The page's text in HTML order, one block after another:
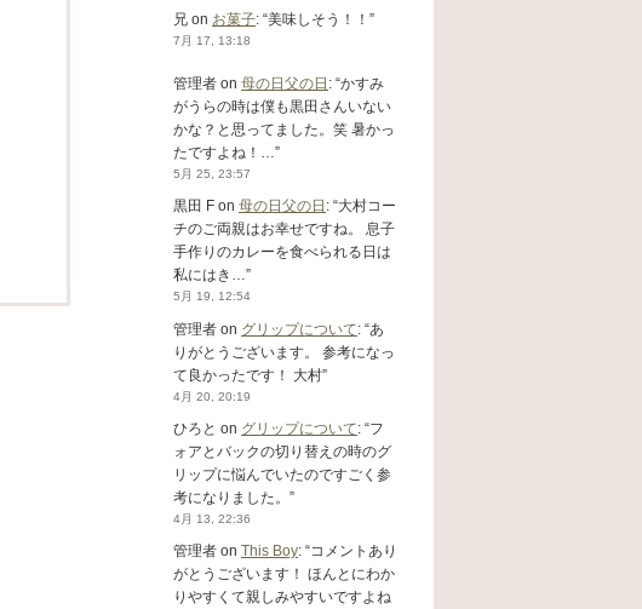
兄 on お菓子: “美味しそう！！ ”
7月 17, 13:18
管理者 on 母の日父の日 : “かすみ
がうらの時は僕も黒田さんいない
かな？と思ってました。笑 暑かっ
たですよね！… ”
5月 25, 23:57
黒田 F on 母の日父の日 : “大村コー
チのご両親はお幸せですね。 息子
手作りのカレーを食べられる日は
私にはき…”
5月 19, 12:54
管理者 on グリップについて: “あ
りがとうございます。 参考になっ
て良かったです！ 大村”
4月 20, 20:19
ひろと on グリップについて: “フ
ォアとバックの切り替えの時のグ
リップに悩んでいたのですごく参
考になりました。 ”
4月 13, 22:36
管理者 on This Boy: “コメントあり
がとうございます！ ほんとにわか
りやすくて親しみやすいですよね